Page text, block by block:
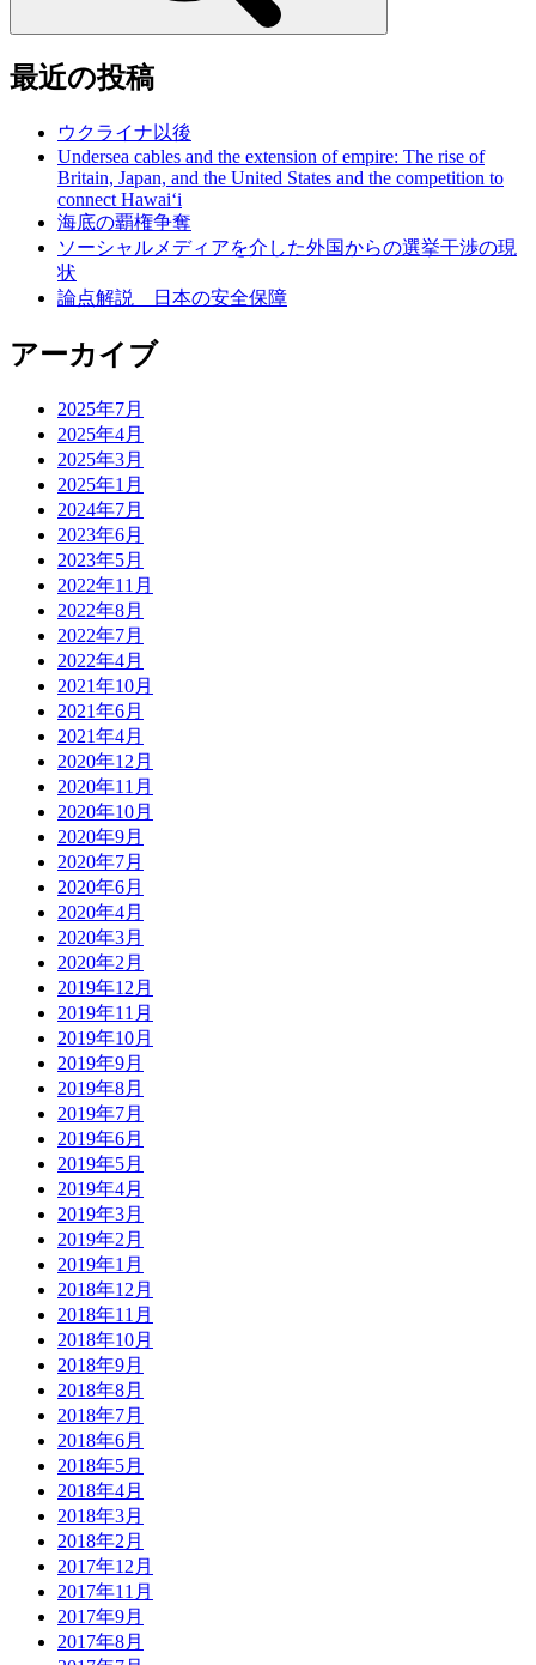
最近の投稿
ウクライナ以後
Undersea cables and the extension of empire: The rise of
Britain, Japan, and the United States and the competition to
connect Hawai‘i
海底の覇権争奪
ソーシャルメディアを介した外国からの選挙干渉の現
状
論点解説 日本の安全保障
アーカイブ
2025年7月
2025年4月
2025年3月
2025年1月
2024年7月
2023年6月
2023年5月
2022年11月
2022年8月
2022年7月
2022年4月
2021年10月
2021年6月
2021年4月
2020年12月
2020年11月
2020年10月
2020年9月
2020年7月
2020年6月
2020年4月
2020年3月
2020年2月
2019年12月
2019年11月
2019年10月
2019年9月
2019年8月
2019年7月
2019年6月
2019年5月
2019年4月
2019年3月
2019年2月
2019年1月
2018年12月
2018年11月
2018年10月
2018年9月
2018年8月
2018年7月
2018年6月
2018年5月
2018年4月
2018年3月
2018年2月
2017年12月
2017年11月
2017年9月
2017年8月